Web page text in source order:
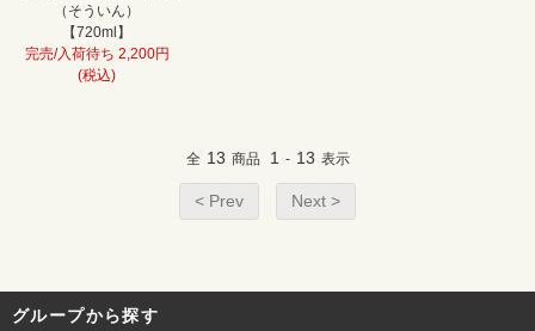
（そういん）
【720ml】
完売/入荷待ち 2,200円
(税込)
全 13 商品 1 - 13 表示
< Prev Next >
グループから探す